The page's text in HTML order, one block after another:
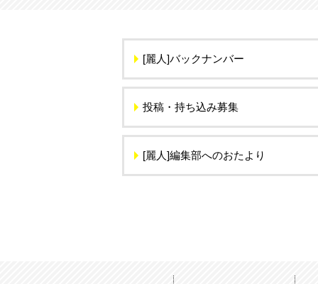
[麗人]バックナンバー
投稿・持ち込み募集
[麗人]編集部へのおたより